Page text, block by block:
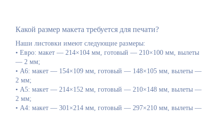
Какой размер макета требуется для печати?
Наши листовки имеют следующие размеры:
• Евро: макет — 214×104 мм, готовый — 210×100 мм, вылеты
— 2 мм;
• А6: макет — 154×109 мм, готовый — 148×105 мм, вылеты —
2 мм;
• А5: макет — 214×152 мм, готовый — 210×148 мм, вылеты —
2 мм;
• А4: макет — 301×214 мм, готовый — 297×210 мм, вылеты —